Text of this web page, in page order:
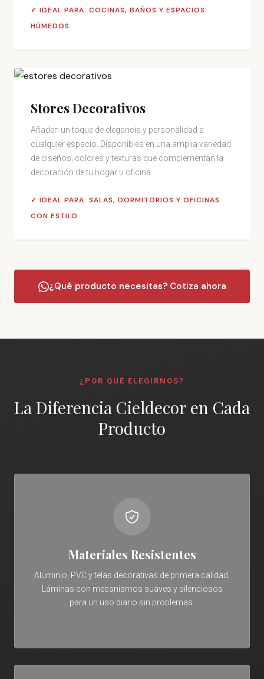
✓ IDEAL PARA: COCINAS, BAÑOS Y ESPACIOS
HÚMEDOS
Stores Decorativos
Añaden un toque de elegancia y personalidad a
cualquier espacio. Disponibles en una amplia variedad
de diseños, colores y texturas que complementan la
decoración de tu hogar u oficina.
✓ IDEAL PARA: SALAS, DORMITORIOS Y OFICINAS
CON ESTILO
¿Qué producto necesitas? Cotiza ahora
¿POR QUÉ ELEGIRNOS?
La Diferencia Cieldecor en Cada
Producto
Materiales Resistentes
Aluminio, PVC y telas decorativas de primera calidad.
Láminas con mecanismos suaves y silenciosos
para un uso diario sin problemas.